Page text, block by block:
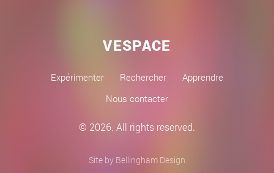
VESPACE
Expérimenter Rechercher
Apprendre
Nous contacter
© 2026. All rights reserved.
Site by Bellingham Design